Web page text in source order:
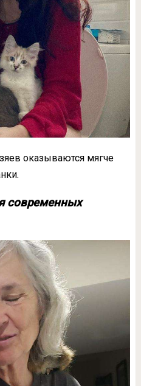
оказываются мягче
современных